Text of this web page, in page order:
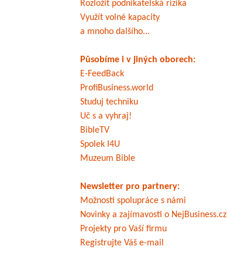
Rozložit podnikatelská rizika
Využít volné kapacity
a mnoho dalšího...
Působíme i v jiných oborech:
E-FeedBack
ProfiBusiness.world
Studuj techniku
Uč s a vyhraj!
BibleTV
Spolek I4U
Muzeum Bible
Newsletter pro partnery:
Možnosti spolupráce s námi
Novinky a zajímavosti o NejBusiness.cz
Projekty pro Vaší firmu
Registrujte Váš e-mail